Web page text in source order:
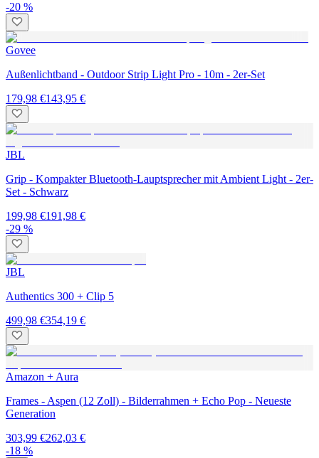
-20 %
Govee
Außenlichtband - Outdoor Strip Light Pro - 10m - 2er-Set
179,98 €143,95 €
JBL
Grip - Kompakter Bluetooth-Lauptsprecher mit Ambient Light - 2er-
Set - Schwarz
199,98 €191,98 €
-29 %
JBL
Authentics 300 + Clip 5
499,98 €354,19 €
Amazon + Aura
Frames - Aspen (12 Zoll) - Bilderrahmen + Echo Pop - Neueste
Generation
303,99 €262,03 €
-18 %